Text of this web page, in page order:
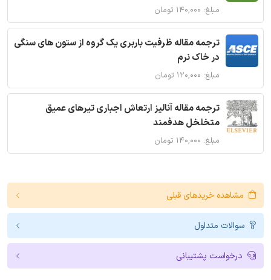
مبلغ: ۱۴۰,۰۰۰ تومان
ترجمه مقاله ظرفیت باربری یک گروه از ستون های سنگی
در خاک نرم
مبلغ: ۱۲۰,۰۰۰ تومان
ترجمه مقاله آنالیز ارتعاش اجباری تیرهای عمیق
متخلخل هدفمند
مبلغ: ۱۴۰,۰۰۰ تومان
مشاهده خریدهای قبلی
سوالات متداول
درخواست پشتیبانی